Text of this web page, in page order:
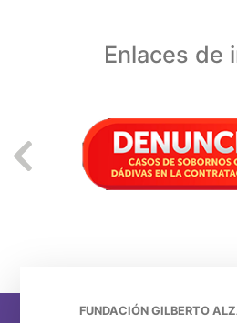
Enlaces de
FUNDACIÓN GILBERTO